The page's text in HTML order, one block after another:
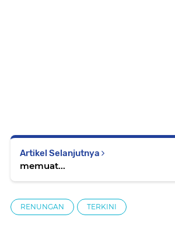
Artikel Selanjutnya
memuat...
RENUNGAN TERKINI